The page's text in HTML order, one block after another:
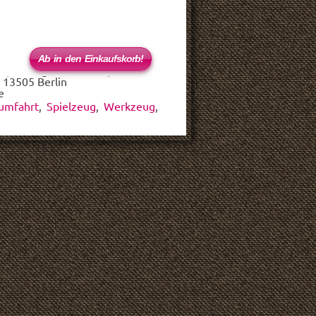
(haftungsbeschränkt)
13505 Berlin
, Spielzeug Werkzeug